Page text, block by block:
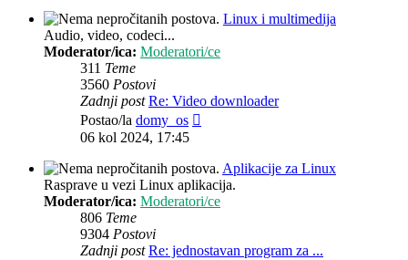
Linux i multimedija
Audio, video, codeci...
Moderator/ica: Moderatori/ce
311 Teme
3560 Postovi
Zadnji post Re: Video downloader
Postao/la domy_os
06 kol 2024, 17:45
Aplikacije za Linux
Rasprave u vezi Linux aplikacija.
Moderator/ica: Moderatori/ce
806 Teme
9304 Postovi
Zadnji post Re: jednostavan program za ...